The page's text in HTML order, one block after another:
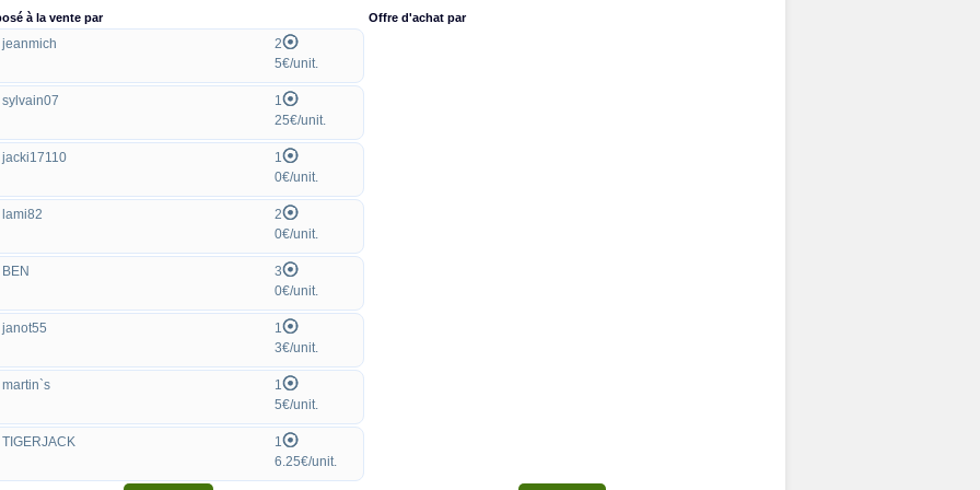
à la vente par
jeanmich
2
5€/unit.
sylvain07
1
25€/unit.
jacki17110
1
0€/unit.
lami82
2
0€/unit.
BEN
3
0€/unit.
janot55
1
3€/unit.
martin`s
1
5€/unit.
TIGERJACK
1
6.25€/unit.
Offre d'achat par